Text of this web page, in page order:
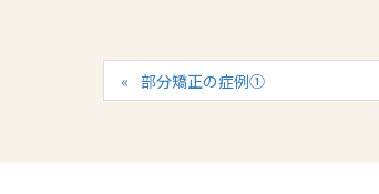
部分矯正の症例①